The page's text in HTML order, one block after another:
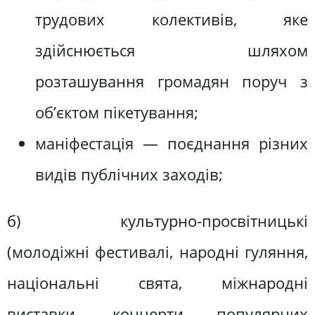
трудових колективів, яке
здійснюється шляхом
розташування громадян поруч з
об’єктом пікетування;
маніфестація — поєднання різних
видів публічних заходів;
б) культурно-просвітницькі
(молодіжні фестивалі, народні гуляння,
національні свята, міжнародні